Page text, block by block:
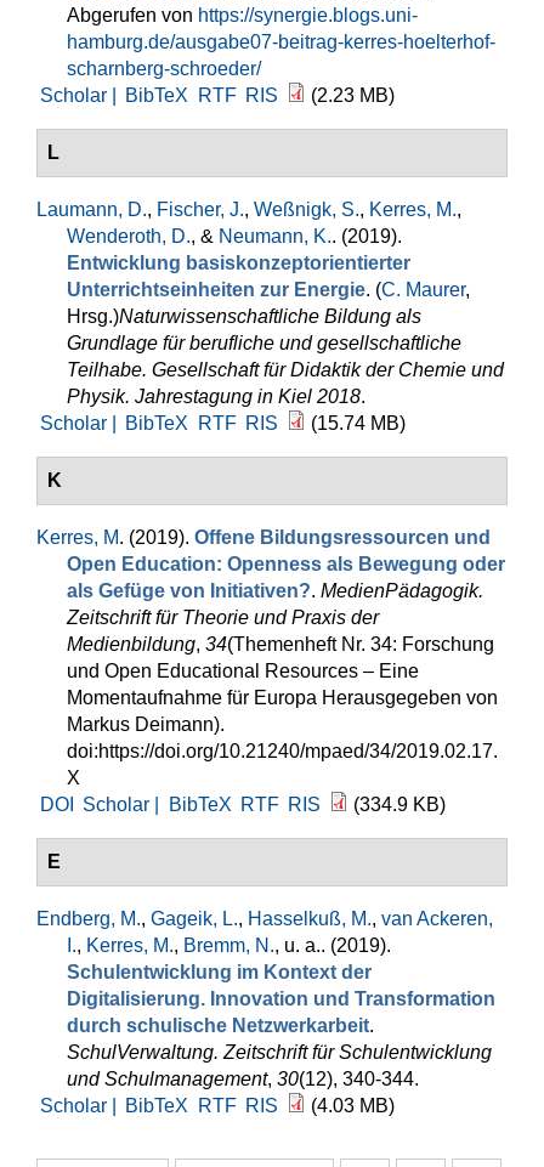
Abgerufen von https://synergie.blogs.uni-
hamburg.de/ausgabe07-beitrag-kerres-hoelterhof-
scharnberg-schroeder/
Scholar |
BibTeX RTF RIS (2.23 MB)
L
Laumann, D., Fischer, J., Weßnigk, S., Kerres, M.,
Wenderoth, D., & Neumann, K.. (2019).
Entwicklung basiskonzeptorientierter
Unterrichtseinheiten zur Energie. (C. Maurer,
Hrsg.)Naturwissenschaftliche Bildung als
Grundlage für berufliche und gesellschaftliche
Teilhabe. Gesellschaft für Didaktik der Chemie und
Physik. Jahrestagung in Kiel 2018.
Scholar |
BibTeX RTF RIS (15.74 MB)
K
Kerres, M. (2019). Offene Bildungsressourcen und
Open Education: Openness als Bewegung oder
als Gefüge von Initiativen?. MedienPädagogik.
Zeitschrift für Theorie und Praxis der
Medienbildung, 34(Themenheft Nr. 34: Forschung
und Open Educational Resources – Eine
Momentaufnahme für Europa Herausgegeben von
Markus Deimann).
doi:https://doi.org/10.21240/mpaed/34/2019.02.17.
X
DOI
Scholar | BibTeX RTF RIS (334.9 KB)
E
Endberg, M., Gageik, L., Hasselkuß, M., van Ackeren,
I., Kerres, M., Bremm, N., u. a.. (2019).
Schulentwicklung im Kontext der
Digitalisierung. Innovation und Transformation
durch schulische Netzwerkarbeit.
SchulVerwaltung. Zeitschrift für Schulentwicklung
und Schulmanagement, 30(12), 340-344.
Scholar |
BibTeX RTF RIS (4.03 MB)